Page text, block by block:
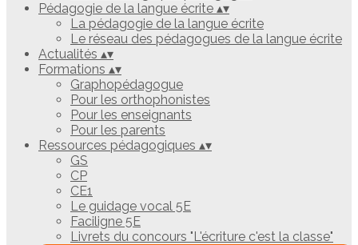
Pédagogie de la langue écrite ▴▾
La pédagogie de la langue écrite
Le réseau des pédagogues de la langue écrite
Actualités ▴▾
Formations ▴▾
Graphopédagogue
Pour les orthophonistes
Pour les enseignants
Pour les parents
Ressources pédagogiques ▴▾
GS
CP
CE1
Le guidage vocal 5E
Faciligne 5E
Livrets du concours "L'écriture c'est la classe"